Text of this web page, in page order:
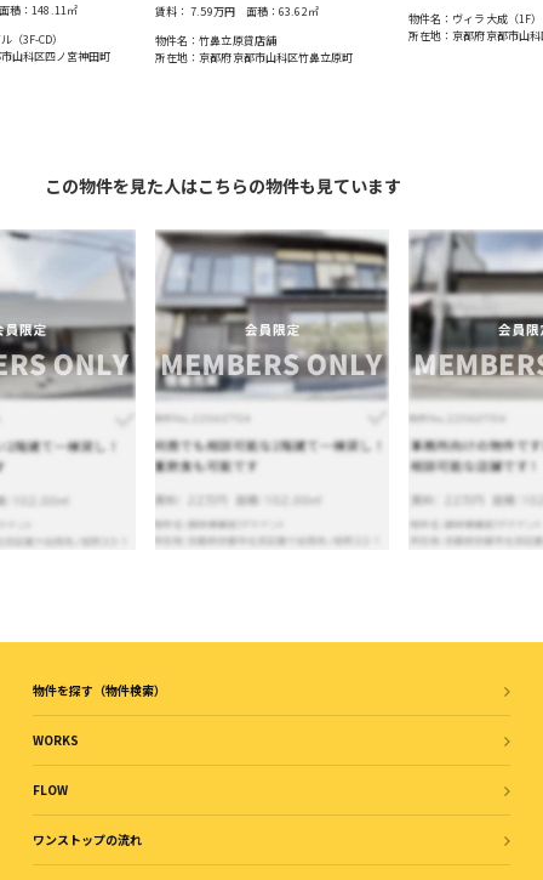
積：148.11㎡
（3F-CD）
山科区四ノ宮神田町
賃料：7.59万円面積：63.62㎡
物件名：竹鼻立原貸店舗
所在地：京都府京都市山科区竹鼻立原町
物件名：ヴィラ大成（1F）
所在地：京都府京都市山
この物件を見た人はこちらの物件も見ています
物件を探す（物件検索）
WORKS
FLOW
ワンストップの流れ